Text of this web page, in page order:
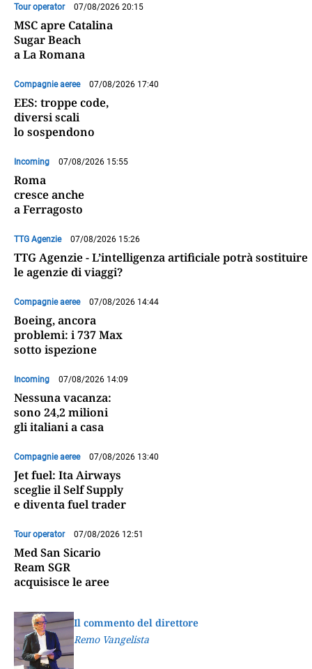
Tour operator 07/08/2026 20:15
MSC apre Catalina
Sugar Beach
a La Romana
Compagnie aeree 07/08/2026 17:40
EES: troppe code,
diversi scali
lo sospendono
Incoming 07/08/2026 15:55
Roma
cresce anche
a Ferragosto
TTG Agenzie 07/08/2026 15:26
TTG Agenzie - L’intelligenza artificiale potrà sostituire
le agenzie di viaggi?
Compagnie aeree 07/08/2026 14:44
Boeing, ancora
problemi: i 737 Max
sotto ispezione
Incoming 07/08/2026 14:09
Nessuna vacanza:
sono 24,2 milioni
gli italiani a casa
Compagnie aeree 07/08/2026 13:40
Jet fuel: Ita Airways
sceglie il Self Supply
e diventa fuel trader
Tour operator 07/08/2026 12:51
Med San Sicario
Ream SGR
acquisisce le aree
Il commento del direttore
Remo Vangelista